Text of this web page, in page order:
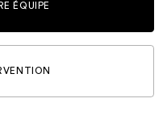
ÉQUIPE